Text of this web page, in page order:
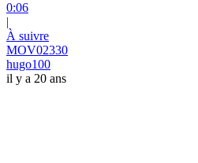
0:06
|
À suivre
MOV02330
hugo100
il y a 20 ans